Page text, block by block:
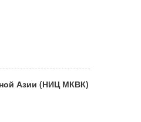
Азии (НИЦ МКВК)